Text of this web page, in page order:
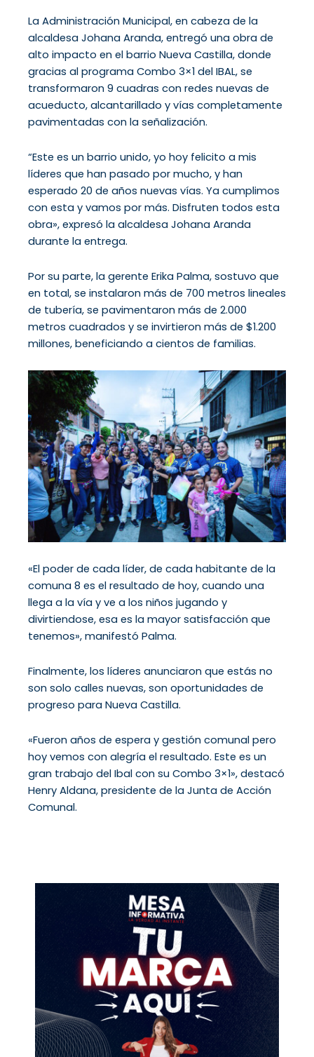
La Administración Municipal, en cabeza de la
alcaldesa Johana Aranda, entregó una obra de
alto impacto en el barrio Nueva Castilla, donde
gracias al programa Combo 3×1 del IBAL, se
transformaron 9 cuadras con redes nuevas de
acueducto, alcantarillado y vías completamente
pavimentadas con la señalización.
“Este es un barrio unido, yo hoy felicito a mis
líderes que han pasado por mucho, y han
esperado 20 de años nuevas vías. Ya cumplimos
con esta y vamos por más. Disfruten todos esta
obra», expresó la alcaldesa Johana Aranda
durante la entrega.
Por su parte, la gerente Erika Palma, sostuvo que
en total, se instalaron más de 700 metros lineales
de tubería, se pavimentaron más de 2.000
metros cuadrados y se invirtieron más de $1.200
millones, beneficiando a cientos de familias.
«El poder de cada líder, de cada habitante de la
comuna 8 es el resultado de hoy, cuando una
llega a la vía y ve a los niños jugando y
divirtiendose, esa es la mayor satisfacción que
tenemos», manifestó Palma.
Finalmente, los líderes anunciaron que estás no
son solo calles nuevas, son oportunidades de
progreso para Nueva Castilla.
«Fueron años de espera y gestión comunal pero
hoy vemos con alegría el resultado. Este es un
gran trabajo del Ibal con su Combo 3×1», destacó
Henry Aldana, presidente de la Junta de Acción
Comunal.